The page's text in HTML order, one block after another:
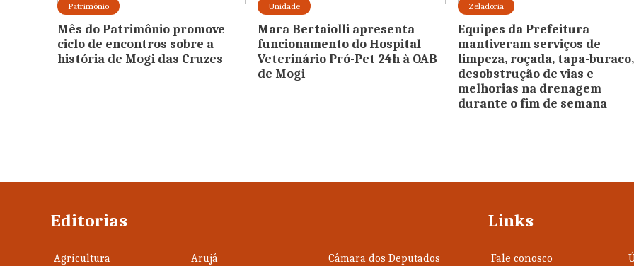
Patrimônio
Mês do Patrimônio promove
ciclo de encontros sobre a
história de Mogi das Cruzes
Unidade
Mara Bertaiolli apresenta
funcionamento do Hospital
Veterinário Pró-Pet 24h à OAB
de Mogi
Zeladoria
Equipes da Prefeitura
mantiveram serviços de
limpeza, roçada, tapa-buraco,
desobstrução de vias e
melhorias na drenagem
durante o fim de semana
Editorias
Agricultura Arujá Câmara dos Deputados
Links
Fale conosco